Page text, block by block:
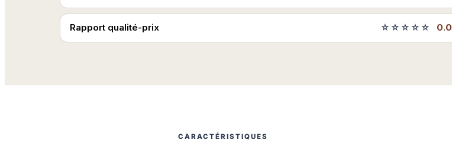
Rapport qualité-prix ☆☆☆☆☆ 0.0
CARACTÉRISTIQUES